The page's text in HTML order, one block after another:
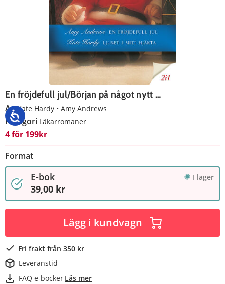
En fröjdefull jul/Början på något nytt …
AvKate Hardy Amy Andrews
Kategori Läkarromaner
4 för 199kr
Format
E-bok I lager
39,00 kr
Lägg i kundvagn
Fri frakt från 350 kr
Leveranstid
FAQ e-böcker Läs mer